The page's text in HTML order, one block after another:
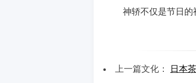
神轿不仅是节日的
上一篇文化： 日本